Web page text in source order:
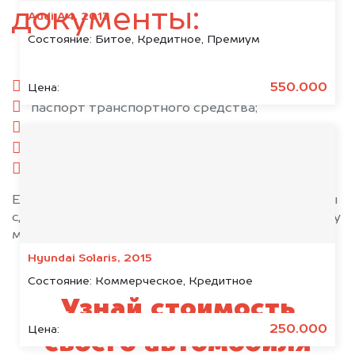
Audi A4, 2013
Состояние: Битое, Кредитное, Премиум
Цена: 550.000
Hyundai Solaris, 2015
Состояние: Коммерческое, Кредитное
Цена: 250.000
документы:
паспорт гражданина РФ;
паспорт транспортного средства;
Если у вас нет всех документов, то наши юристы
сделают всё возможное, чтобы оформить сделку
максимально быстро!
Узнай стоимость
своего автомобиля